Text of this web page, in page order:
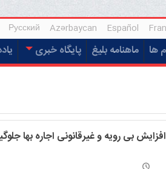
Español
Azərbaycan
Русский
ها ماهنامه بلیغ پایگاه خبری
افزایش بی رویه و غیرقانونی اجاره بها